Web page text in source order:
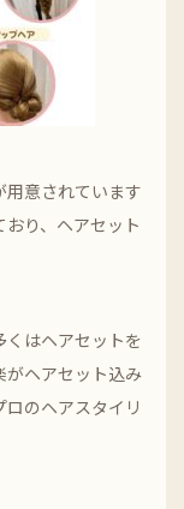
用意されています
り、ヘアセット
はヘアセットを
がヘアセット込み
のヘアスタイリ